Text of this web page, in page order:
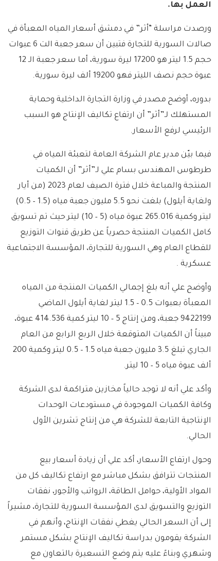
العمل بها.
ورصدت مراسلة “أثر” في دمشق أسعار المياه المعبأة في
صالات السورية للتجارة فتبين أن سعر جعبة الت 6 عبوات
حجم 1.5 ليتر هو 17200 ليرة سورية، أما سعر جعبة الـ 12
عبوة حجم نصف الليتر فهو 19200 ألف ليرة سورية.
بدوره، أوضح مصدر في وزارة التجارة الداخلية وحماية
المستهلك لـ”أثر” أن ارتفاع تكاليف الإنتاج هو السبب
الرئيسي لرفع الأسعار.
فيما بيّن مدير عام الشركة العامة لتعبئة المياه في
طرطوس المهندس بسام علي لـ”أثر” أن الكميات
المنتجة والمباعة خلال فترة الصيف لعام 2023 (من أيار
ولغاية أيلول) بلغت نحو 5.5 مليون جعبة مياه (1.5 – 0.5)
ليتر وكمية 265.016 عبوة مياه (5 – 10) ليتر حيث تم تسويق
كامل الكميات المنتجة حصرياً عن طريق قنوات التوزيع
للقطاع العام وهي السورية للتجارة، المؤسسة الاجتماعية
عسكرية .
وأوضح علي أنه بلغ إجمالي الكميات المنتجة من المياه
المعبأة بعبوات 0.5 – 1.5 ليتر لغاية أيلول الماضي
9422199 جعبة، ومن إنتاج 5 – 10 ليتر كمية 414.536 عبوة،
مبيناً أن الكميات المتوقعة خلال الربع الرابع من العام
الجاري تبلغ 3.5 مليون جعبة مياه 1.5 – 0.5 ليتر وكمية 200
ألف عبوة مياه 5 – 10 ليتر.
وأكد علي أنه لا توجد حالياً مخازين متراكمة لدى الشركة
وكافة الكميات الموجودة في مستودعات الوحدات
الإنتاجية التابعة للشركة هي من إنتاج تشرين الأول
الحالي.
وحول ارتفاع الأسعار، أكد علي أن زيادة أسعار بيع
المنتجات تترافق بشكل مباشر مع ارتفاع تكاليف كل من
المواد الأولية، حوامل الطاقة، الرواتب والأجور، نفقات
التوزيع والتسويق لدى المؤسسة السورية للتجارة، مشيراً
إلى أن السعر الحالي يغطي نفقات الإنتاج، وأنهم في
الشركة يقومون بدراسة تكاليف الإنتاج بشكل مستمر
وشهري وبناءً عليه يتم وضع التسعيرة بالتعاون مع